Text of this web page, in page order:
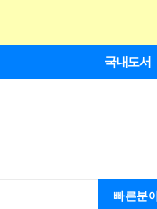
국내도서
빠른분